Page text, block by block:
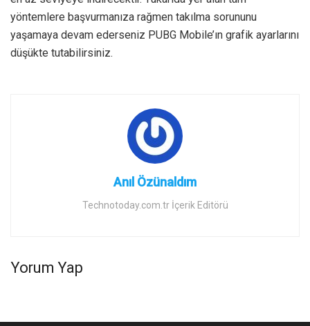
yöntemlere başvurmanıza rağmen takılma sorununu
yaşamaya devam ederseniz PUBG Mobile’ın grafik ayarlarını
düşükte tutabilirsiniz.
Anıl Özünaldım
Technotoday.com.tr İçerik Editörü
Yorum Yap